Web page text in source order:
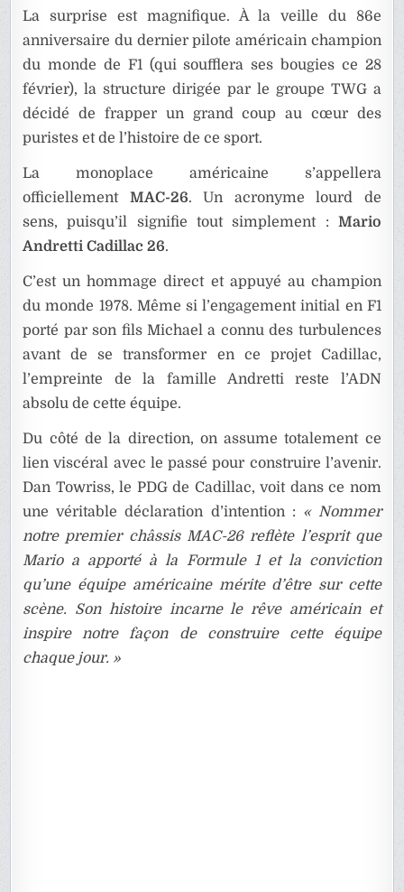
La surprise est magnifique. À la veille du 86e
anniversaire du dernier pilote américain champion
du monde de F1 (qui soufflera ses bougies ce 28
février), la structure dirigée par le groupe TWG a
décidé de frapper un grand coup au cœur des
puristes et de l’histoire de ce sport.
La monoplace américaine s’appellera
officiellement MAC-26. Un acronyme lourd de
sens, puisqu’il signifie tout simplement : Mario
Andretti Cadillac 26.
C’est un hommage direct et appuyé au champion
du monde 1978. Même si l’engagement initial en F1
porté par son fils Michael a connu des turbulences
avant de se transformer en ce projet Cadillac,
l’empreinte de la famille Andretti reste l’ADN
absolu de cette équipe.
Du côté de la direction, on assume totalement ce
lien viscéral avec le passé pour construire l’avenir.
Dan Towriss, le PDG de Cadillac, voit dans ce nom
une véritable déclaration d’intention : « Nommer
notre premier châssis MAC-26 reflète l’esprit que
Mario a apporté à la Formule 1 et la conviction
qu’une équipe américaine mérite d’être sur cette
scène. Son histoire incarne le rêve américain et
inspire notre façon de construire cette équipe
chaque jour. »